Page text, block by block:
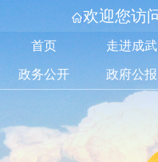
欢迎您访
首页 走进成武
政务公开 政府公报